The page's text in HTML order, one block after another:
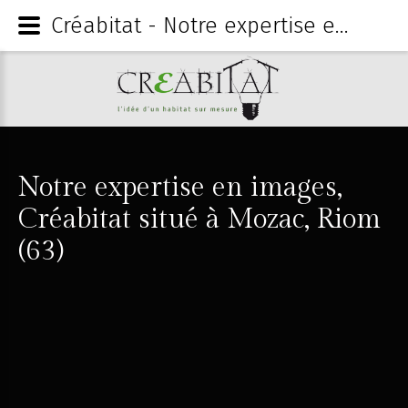
Notre expertise en images,
Créabitat situé à Mozac, Riom
(63)
Créabitat - Notre expertise en images, Créabitat situé à Mozac, Riom (63)